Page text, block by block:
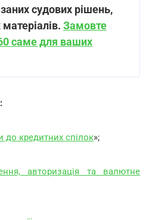
судових рішень,
Замовте
саме для ваших
до кредитних спілок»;
авторизація та валютне